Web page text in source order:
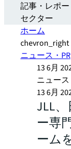
記事・レポー
セクター
ホーム
chevron_right
ニュース・PR
13 6月
ニュー
13 6月
JLL
ー専
ーム